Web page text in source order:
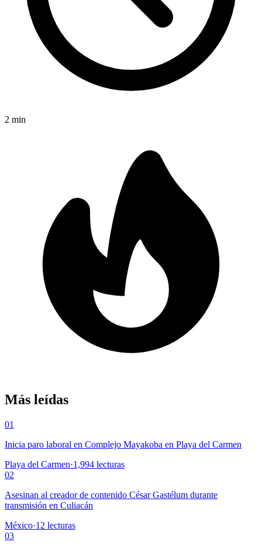
2 min
Más leídas
01
Inicia paro laboral en Complejo Mayakoba en Playa del Carmen
Playa del Carmen·1,994 lecturas
02
Asesinan al creador de contenido César Gastélum durante
transmisión en Culiacán
México·12 lecturas
03